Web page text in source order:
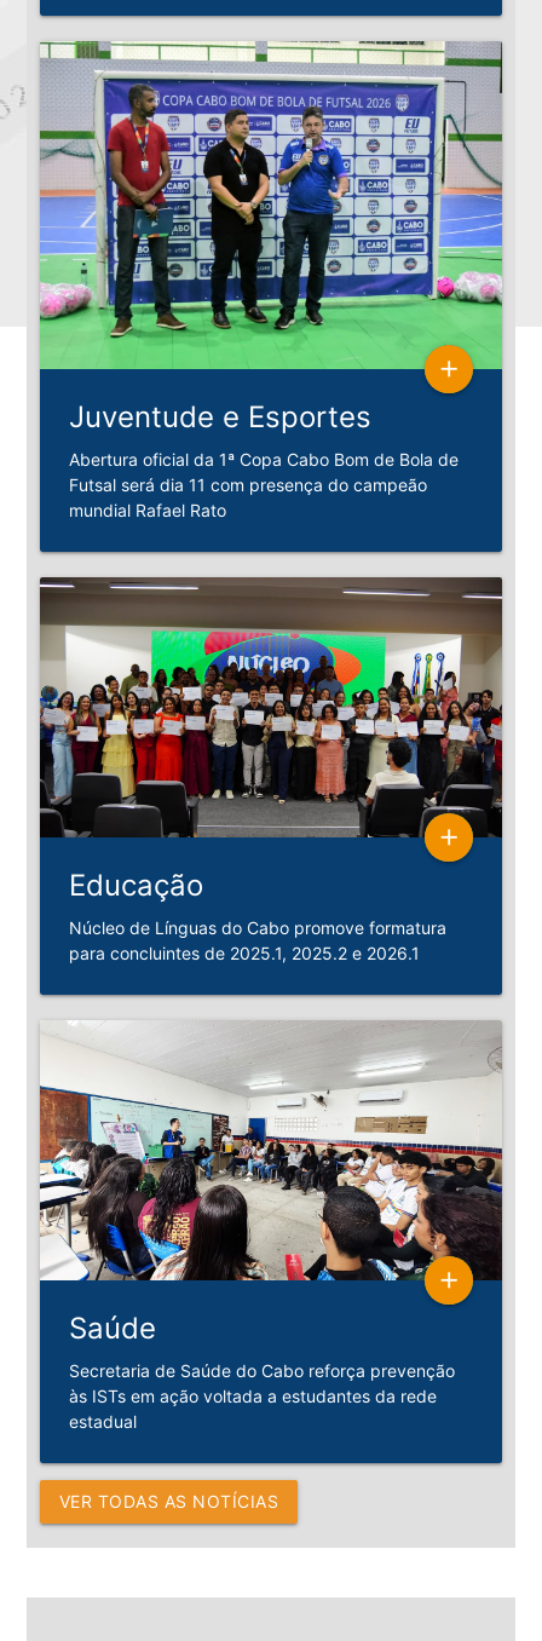
add
Juventude e Esportes
Abertura oficial da 1ª Copa Cabo Bom de Bola de
Futsal será dia 11 com presença do campeão
mundial Rafael Rato
add
Educação
Núcleo de Línguas do Cabo promove formatura
para concluintes de 2025.1, 2025.2 e 2026.1
add
Saúde
Secretaria de Saúde do Cabo reforça prevenção
às ISTs em ação voltada a estudantes da rede
estadual
VER TODAS AS NOTÍCIAS